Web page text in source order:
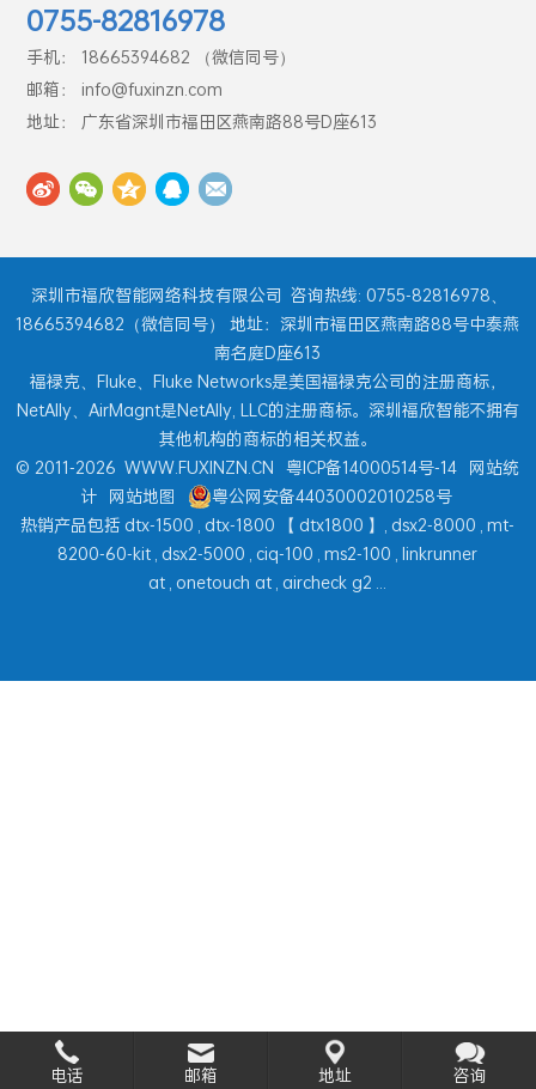
0755-82816978
手机： 18665394682 （微信同号）
邮箱： info@fuxinzn.com
地址： 广东省深圳市福田区燕南路88号D座613
深圳市福欣智能网络科技有限公司 咨询热线: 0755-82816978、
18665394682（微信同号） 地址：深圳市福田区燕南路88号中泰燕
南名庭D座613
福禄克、Fluke、Fluke Networks是美国福禄克公司的注册商标，
NetAlly、AirMagnt是NetAlly, LLC的注册商标。深圳福欣智能不拥有
其他机构的商标的相关权益。
© 2011-2026 WWW.FUXINZN.CN 粤ICP备14000514号-14 网站统
计 网站地图
粤公网安备44030002010258号
热销产品包括 dtx-1500 dtx-1800 【 dtx1800 】, dsx2-8000 mt-
8200-60-kit dsx2-5000 ciq-100 ms2-100 linkrunner
at onetouch at aircheck g2
电话 邮箱 地址 咨询